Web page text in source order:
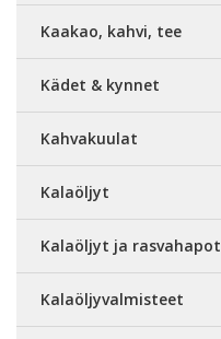
Kaakao, kahvi, tee
Kädet & kynnet
Kahvakuulat
Kalaöljyt
Kalaöljyt ja rasvahapot
Kalaöljyvalmisteet